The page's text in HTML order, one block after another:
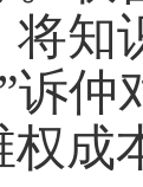
将知
诉仲
成